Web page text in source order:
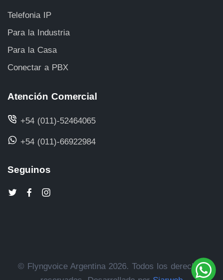
Telefonia IP
Para la Industria
Para la Casa
Conectar a PBX
Atención Comercial
+54 (011)-52464065
+54 (011)-66922984
Seguinos
© Flyngvoice Argentina 2026. Todos los derechos